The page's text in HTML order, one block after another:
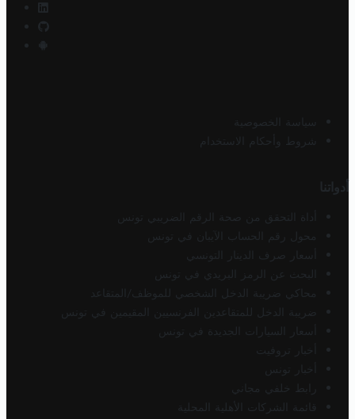
سياسة الخصوصية
شروط وأحكام الاستخدام
أدواتنا
أداة التحقق من صحة الرقم الضريبي تونس
محول رقم الحساب الآيبان في تونس
أسعار صرف الدينار التونسي
البحث عن الرمز البريدي في تونس
محاكي ضريبة الدخل الشخصي للموظف/المتقاعد
ضريبة الدخل للمتقاعدين الفرنسيين المقيمين في تونس
أسعار السيارات الجديدة في تونس
أخبار تروفيت
أخبار تونس
رابط خلفي مجاني
قائمة الشركات الأهلية المحلية